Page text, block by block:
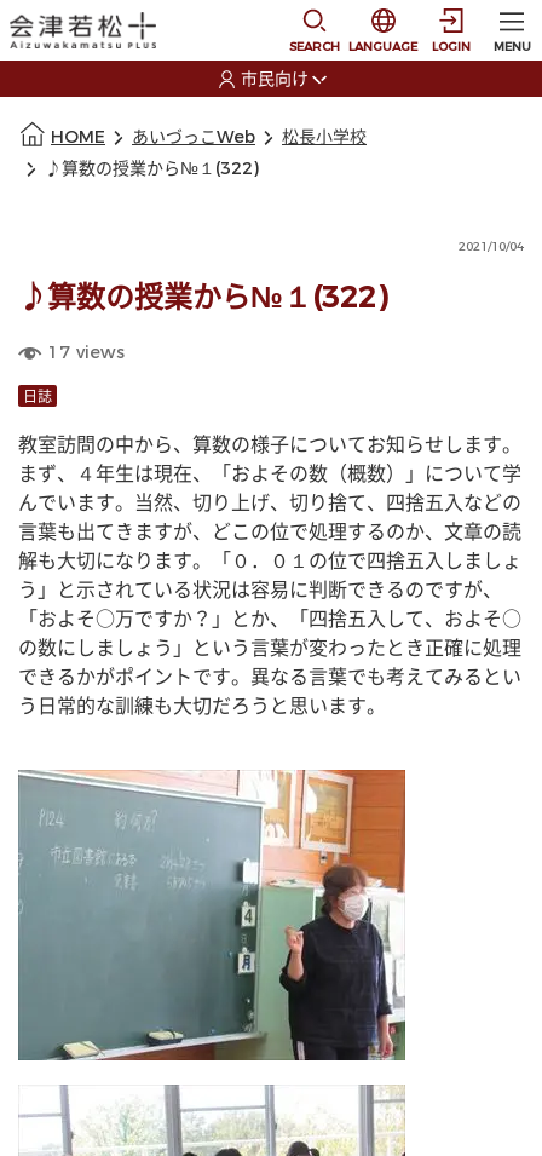
SEARCH
選択すると言語の切
LANGUAGE LOGIN MENU
市民向け
HOME あいづっこWeb
松長小学校
♪算数の授業から№１(322)
2021/10/04
♪算数の授業から№１(322)
17 views
日誌
教室訪問の中から、算数の様子についてお知らせします。
まず、４年生は現在、「およその数（概数）」について学
んでいます。当然、切り上げ、切り捨て、四捨五入などの
言葉も出てきますが、どこの位で処理するのか、文章の読
解も大切になります。「０．０１の位で四捨五入しましょ
う」と示されている状況は容易に判断できるのですが、
「およそ○万ですか？」とか、「四捨五入して、およそ○
の数にしましょう」という言葉が変わったとき正確に処理
できるかがポイントです。異なる言葉でも考えてみるとい
う日常的な訓練も大切だろうと思います。